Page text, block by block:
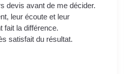
devis avant de me décider.
leur écoute et leur
fait la différence.
satisfait du résultat.